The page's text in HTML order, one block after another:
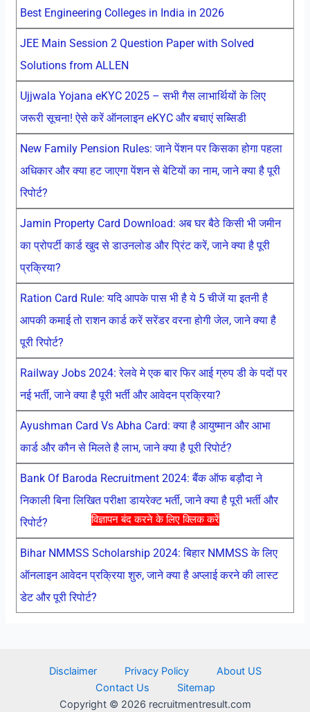
विज्ञापन बंद करने के लिए क्लिक करें
Best Engineering Colleges in India in 2026
JEE Main Session 2 Question Paper with Solved
Solutions from ALLEN
Ujjwala Yojana eKYC 2025 – सभी गैस लाभार्थियों के लिए
जरूरी सूचना! ऐसे करें ऑनलाइन eKYC और बचाएं सब्सिडी
New Family Pension Rules: जाने पेंशन पर किसका होगा पहला
अधिकार और क्या हट जाएगा पेंशन से बेटियों का नाम, जाने क्या है पूरी
रिपोर्ट?
Jamin Property Card Download: अब घर बैठे किसी भी जमीन
का प्रोपर्टी कार्ड खुद से डाउनलोड और प्रिंट करें, जाने क्या है पूरी
प्रक्रिया?
Ration Card Rule: यदि आपके पास भी है ये 5 चीजें या इतनी है
आपकी कमाई तो राशन कार्ड करें सरेंडर वरना होगी जेल, जाने क्या है
पूरी रिपोर्ट?
Railway Jobs 2024: रेलवे मे एक बार फिर आई ग्रुप डी के पदों पर
नई भर्ती, जाने क्या है पूरी भर्ती और आवेदन प्रक्रिया?
Ayushman Card Vs Abha Card: क्या है आयुष्मान और आभा
कार्ड और कौन से मिलते है लाभ, जाने क्या है पूरी रिपोर्ट?
Bank Of Baroda Recruitment 2024: बैंक ऑफ बड़ौदा ने
निकाली बिना लिखित परीक्षा डायरेक्ट भर्ती, जाने क्या है पूरी भर्ती और
रिपोर्ट?
Bihar NMMSS Scholarship 2024: बिहार NMMSS के लिए
ऑनलाइन आवेदन प्रक्रिया शुरु, जाने क्या है अप्लाई करने की लास्ट
डेट और पूरी रिपोर्ट?
Disclaimer Privacy Policy
About US
Contact Us
Sitemap
Copyright © 2026 recruitmentresult.com